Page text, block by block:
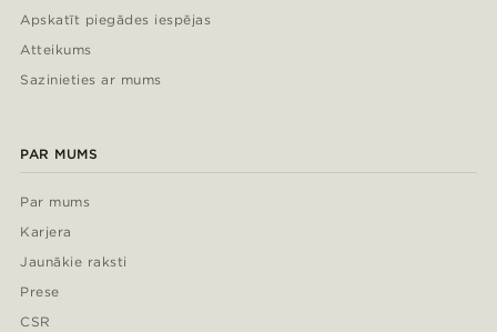
Apskatīt piegādes iespējas
Atteikums
Sazinieties ar mums
PAR MUMS
Par mums
Karjera
Jaunākie raksti
Prese
CSR